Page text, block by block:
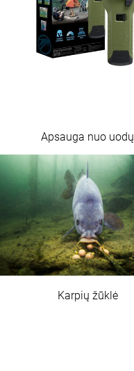
Apsauga nuo uodų
Karpių žūklė